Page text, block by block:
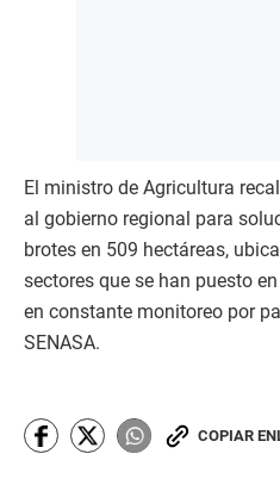
El ministro de Agricultura
al gobierno regional para
brotes en 509 hectáreas,
sectores que se han puesto
en constante monitoreo por
SENASA.
COPIAR